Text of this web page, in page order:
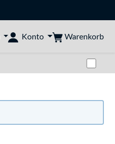
Konto Warenkorb